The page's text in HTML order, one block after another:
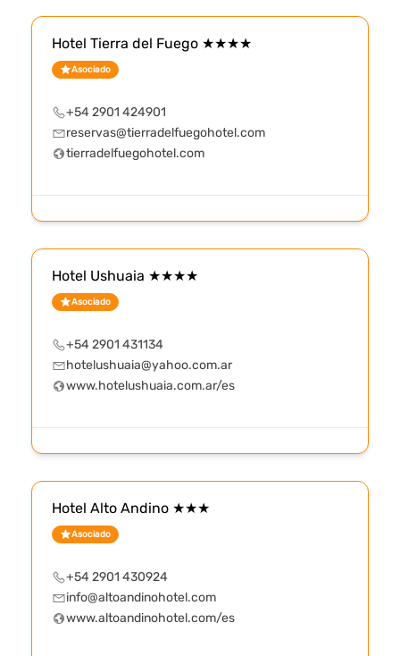
Hotel Tierra del Fuego ★★★★
Asociado
+54 2901 424901
reservas@tierradelfuegohotel.com
tierradelfuegohotel.com
Hotel Ushuaia ★★★★
Asociado
+54 2901 431134
hotelushuaia@yahoo.com.ar
www.hotelushuaia.com.ar/es
Hotel Alto Andino ★★★
Asociado
+54 2901 430924
info@altoandinohotel.com
www.altoandinohotel.com/es